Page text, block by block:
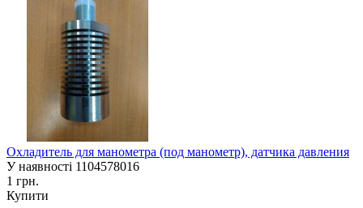
Охладитель для манометра (под манометр), датчика давления
У наявності 1104578016
1 грн.
Купити